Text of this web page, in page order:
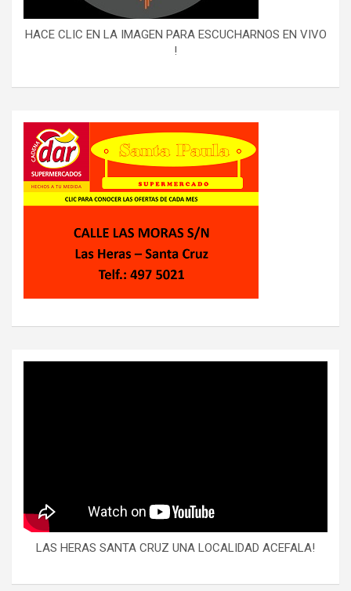
HACE CLIC EN LA IMAGEN PARA ESCUCHARNOS EN VIVO
!
LAS HERAS SANTA CRUZ UNA LOCALIDAD ACEFALA!